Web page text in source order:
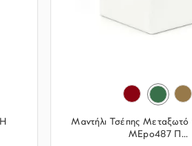
Μαντήλι Τσέπης Μεταξωτό
MEpo487 Π...